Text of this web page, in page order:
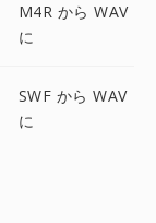
M4R から WAV
に
SWF から WAV
に